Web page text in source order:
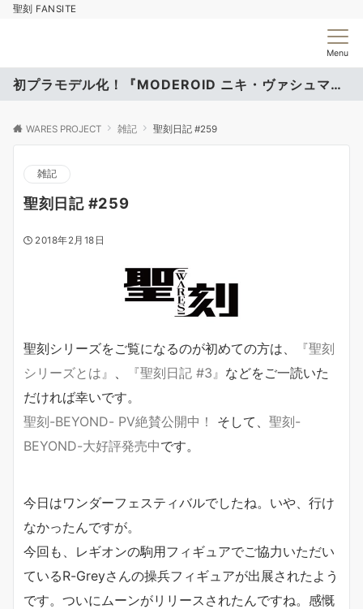
聖刻 FANSITE
Menu
初プラモデル化！『MODEROID ニキ・ヴァシュマール』
WARES PROJECT 雑記 聖刻日記 #259
雑記
聖刻日記 #259
2018年2月18日
聖刻シリーズをご覧になるのが初めての方は、
『聖刻
シリーズとは』
『聖刻日記 #3』 などをご一読いた
だければ幸いです。
聖刻-BEYOND- PV絶賛公開中！
そして、 聖刻-
BEYOND-大好評発売中です。
今日はワンダーフェスティバルでしたね。いや、行け
なかったんですが。
今回も、レギオンの駒用フィギュアでご協力いただい
ているR-Greyさんの操兵フィギュアが出展されたよう
です。ついにムーンがリリースされたんですね。感慨